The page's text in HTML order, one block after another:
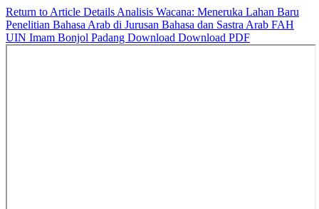
Return to Article Details Analisis Wacana: Meneruka Lahan Baru
Penelitian Bahasa Arab di Jurusan Bahasa dan Sastra Arab FAH
UIN Imam Bonjol Padang Download Download PDF